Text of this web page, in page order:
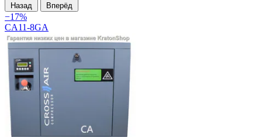
Назад Вперёд
−17%
CA11-8GA